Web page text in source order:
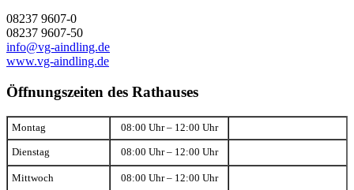
08237 9607-0
08237 9607-50
info@vg-aindling.de
www.vg-aindling.de
Öffnungszeiten des Rathauses
Montag 08:00 Uhr – 12:00 Uhr
Dienstag 08:00 Uhr – 12:00 Uhr
Mittwoch 08:00 Uhr – 12:00 Uhr